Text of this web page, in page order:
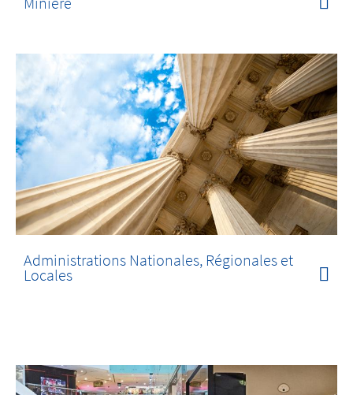
Administrations Nationales, Régionales et
Locales